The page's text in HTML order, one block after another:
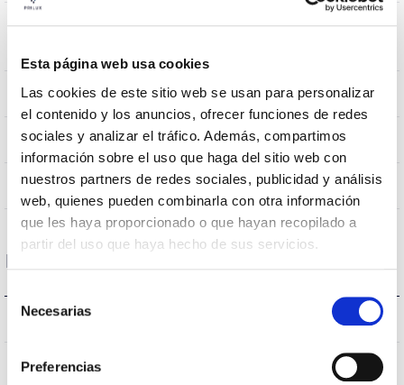
Esta página web usa cookies
Las cookies de este sitio web se usan para personalizar
el contenido y los anuncios, ofrecer funciones de redes
sociales y analizar el tráfico. Además, compartimos
información sobre el uso que haga del sitio web con
nuestros partners de redes sociales, publicidad y análisis
web, quienes pueden combinarla con otra información
que les haya proporcionado o que hayan recopilado a
partir del uso que haya hecho de sus servicios.
Selección
Necesarias
Preferencias
Résistance au
Poids 10Kg
Dimensions 855x445mm
Empalmable Non
Données optiques
Température de coleur 3.000K
CRI Indice de rendu des couleurs >70